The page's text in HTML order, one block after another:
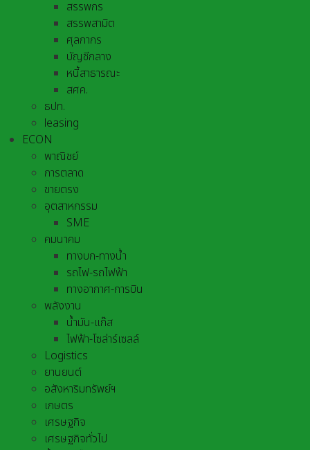
สรรพกร
สรรพสามิต
ศุลกากร
บัญชีกลาง
หนี้สาธารณะ
สศค.
ธปท.
leasing
ECON
พาณิชย์
การตลาด
ขายตรง
อุตสาหกรรม
SME
คมนาคม
ทางบก-ทางน้ำ
รถไฟ-รถไฟฟ้า
ทางอากาศ-การบิน
พลังงาน
น้ำมัน-แก๊ส
ไฟฟ้า-โซล่าร์เซลล์
Logistics
ยานยนต์
อสังหาริมทรัพย์ฯ
เกษตร
เศรษฐกิจ
เศรษฐกิจทั่วไป